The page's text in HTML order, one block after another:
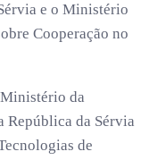
e o Ministério
Cooperação no
da
República da Sérvia
de